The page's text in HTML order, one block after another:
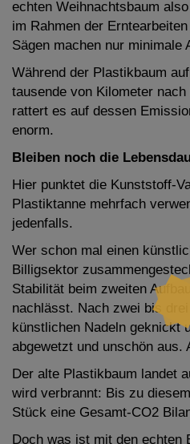
echten Weihnachtsbaum
im Rahmen der
Sägen machen nur minimale
Während der Plastikbaum
tausende von Kilometer
rattert es auf dessen
enorm.
Bleiben noch die
Hier punktet die Kunststoff-
Plastiktanne mehrfach
jedenfalls.
Wer schon mal einen
Billigsektor
Stabilität beim zweiten
nachlässt. Nach zwei bis
künstlichen Nadeln geknickt
abgewetzt und unschön aus.
Der alte Plastikbaum landet
wird verbrannt: Bis zu
Stück eine Gesamt-CO2
Doch was ist mit den echten